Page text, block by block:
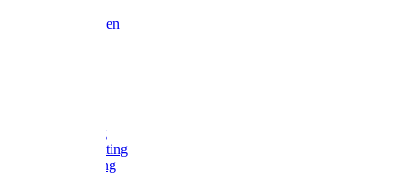
Aanlegringen
Voetketting
Scheepsketting
Victorketting